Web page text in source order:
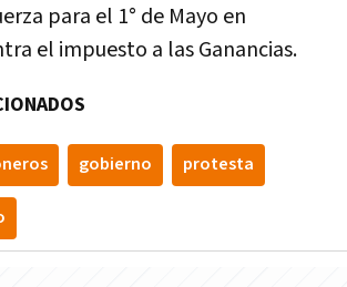
para el 1° de Mayo en
el impuesto a las Ganancias.
gobierno protesta